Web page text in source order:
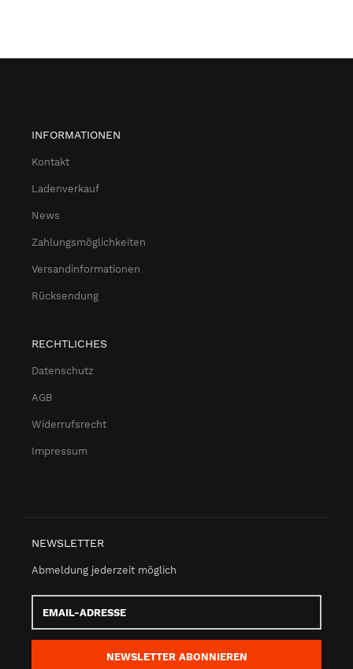
INFORMATIONEN
Kontakt
Ladenverkauf
News
Zahlungsmöglichkeiten
Versandinformationen
Rücksendung
RECHTLICHES
Datenschutz
AGB
Widerrufsrecht
Impressum
NEWSLETTER
Abmeldung jederzeit möglich
Adresse
NEWSLETTER ABONNIEREN